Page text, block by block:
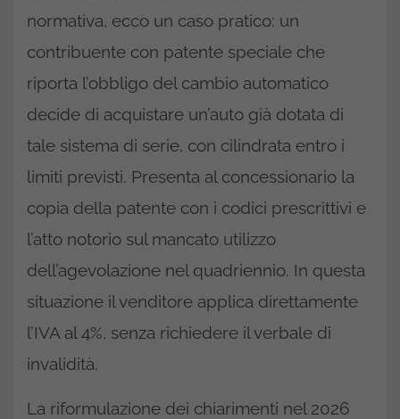
normativa, ecco un caso pratico: un
contribuente con patente speciale che
riporta l’obbligo del cambio automatico
decide di acquistare un’auto già dotata di
tale sistema di serie, con cilindrata entro i
limiti previsti. Presenta al concessionario la
copia della patente con i codici prescrittivi e
l’atto notorio sul mancato utilizzo
dell’agevolazione nel quadriennio. In questa
situazione il venditore applica direttamente
l’IVA al 4%, senza richiedere il verbale di
invalidità.
La riformulazione dei chiarimenti nel 2026